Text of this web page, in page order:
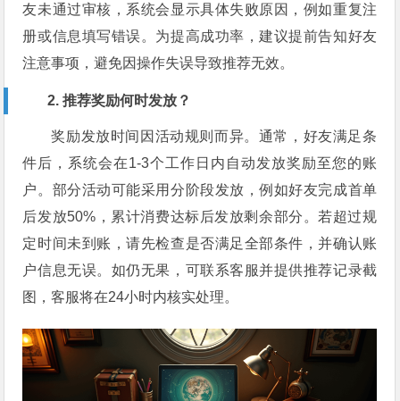
友未通过审核，系统会显示具体失败原因，例如重复注
册或信息填写错误。为提高成功率，建议提前告知好友
注意事项，避免因操作失误导致推荐无效。
2. 推荐奖励何时发放？
奖励发放时间因活动规则而异。通常，好友满足条
件后，系统会在1-3个工作日内自动发放奖励至您的账
户。部分活动可能采用分阶段发放，例如好友完成首单
后发放50%，累计消费达标后发放剩余部分。若超过规
定时间未到账，请先检查是否满足全部条件，并确认账
户信息无误。如仍无果，可联系客服并提供推荐记录截
图，客服将在24小时内核实处理。